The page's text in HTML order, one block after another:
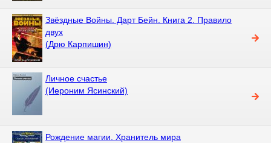
Звёздные Войны. Дарт Бейн. Книга 2. Правило
двух
(Дрю Карпишин)
Личное счастье
(Иероним Ясинский)
Рождение магии. Хранитель мира